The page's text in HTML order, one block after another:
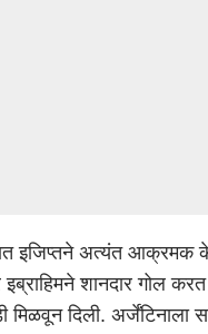
इजिप्तने अत्यंत आक्रमक
इब्राहिमने शानदार गोल
मिळवून दिली. अर्जेंटिनाला